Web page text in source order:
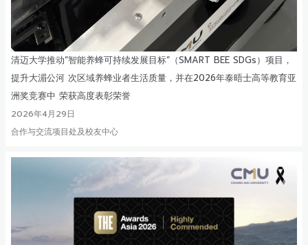
清迈大学推动“智能养蜂可持续发展目标”（SMART BEE SDGs）项目，
提升大湄公河 次区域养蜂业者生活质量，并在2026年泰晤士高等教育亚
洲奖竞赛中 荣获高度表彰荣誉
2026年4月29日
合作与交流项目处及校友中心